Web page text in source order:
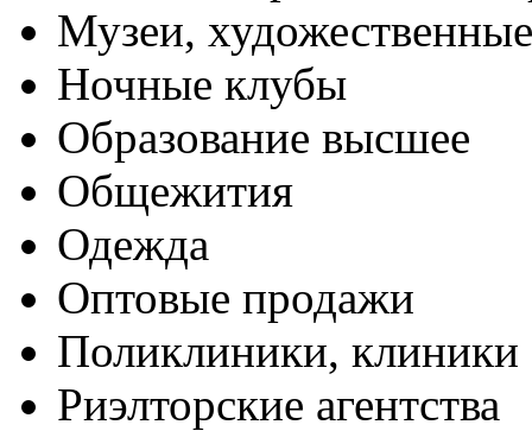
Музеи,
Ночные клубы
Образование высшее
Общежития
Одежда
Оптовые продажи
Поликлиники, клиники
Риэлторские агентства